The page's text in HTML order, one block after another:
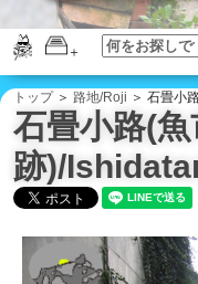
トップ＞ 路地/Roji ＞ 石畳小
石畳小路(
跡)/